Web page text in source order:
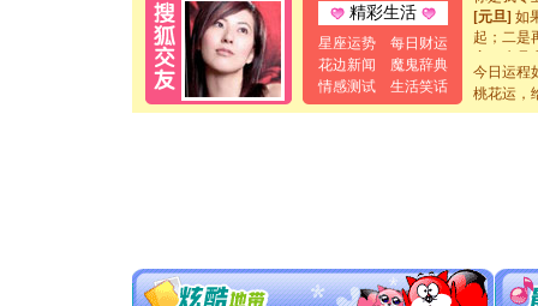
精彩生活
星座运势
每日财运
花边新闻
魔鬼辞典
情感测试
生活笑话
[元旦] 如
起；二是
离。水
[元旦]当
泣，这痛
卖了。水
你太多，
要平安
今日运程
桃花运，